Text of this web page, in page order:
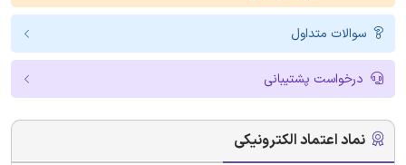
سوالات متداول
درخواست پشتیبانی
نماد اعتماد الکترونیکی